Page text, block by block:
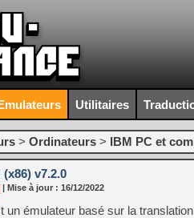
Utilitaires
> Ordinateurs > IBM PC et
(x86) v7.2.0
| Mise à jour : 16/12/2022
un émulateur basé sur la